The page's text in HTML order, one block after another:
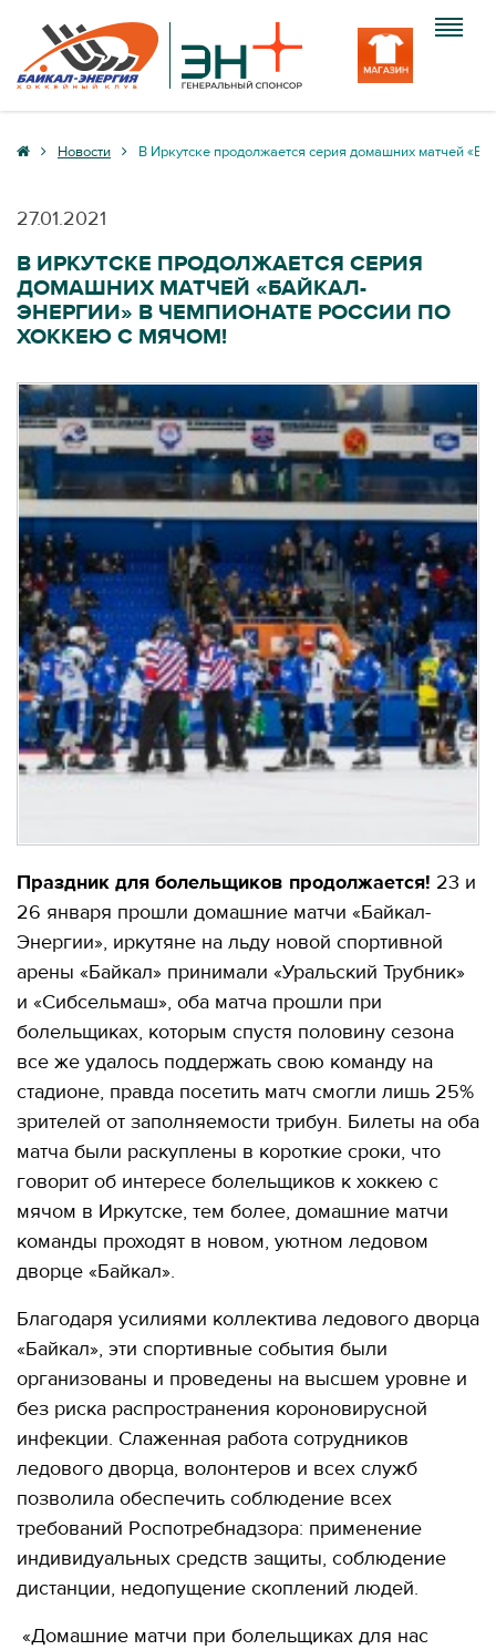
Клуб
Медиа
Вход
Новости В Иркутске продолжается серия домашних матчей
27.01.2021
В ИРКУТСКЕ ПРОДОЛЖАЕТСЯ СЕРИЯ
ДОМАШНИХ МАТЧЕЙ «БАЙКАЛ-
ЭНЕРГИИ» В ЧЕМПИОНАТЕ РОССИИ ПО
ХОККЕЮ С МЯЧОМ!
Праздник для болельщиков продолжается! 23 и
26 января прошли домашние матчи «Байкал-
Энергии», иркутяне на льду новой спортивной
арены «Байкал» принимали «Уральский Трубник»
и «Сибсельмаш», оба матча прошли при
болельщиках, которым спустя половину сезона
все же удалось поддержать свою команду на
стадионе, правда посетить матч смогли лишь 25%
зрителей от заполняемости трибун. Билеты на оба
матча были раскуплены в короткие сроки, что
говорит об интересе болельщиков к хоккею с
мячом в Иркутске, тем более, домашние матчи
команды проходят в новом, уютном ледовом
дворце «Байкал».
Благодаря усилиями коллектива ледового дворца
«Байкал», эти спортивные события были
организованы и проведены на высшем уровне и
без риска распространения короновирусной
инфекции. Слаженная работа сотрудников
ледового дворца, волонтеров и всех служб
позволила обеспечить соблюдение всех
требований Роспотребнадзора: применение
индивидуальных средств защиты, соблюдение
дистанции, недопущение скоплений людей.
«Домашние матчи при болельщиках для нас